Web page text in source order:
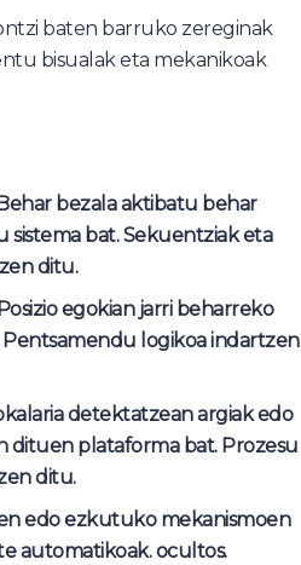
baten barruko zereginak
bisualak eta mekanikoak
bezala aktibatu behar
bat. Sekuentziak eta
ditu.
egokian jarri beharreko
logikoa indartzen
detektatzean argiak edo
dituen plataforma bat. Prozesu
ditu.
edo ezkutuko mekanismoen
automatikoak.ocultos.